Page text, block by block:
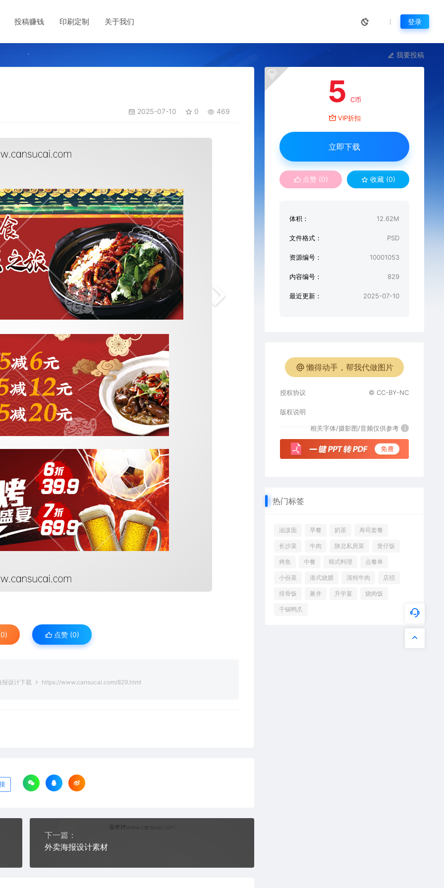
投稿赚钱 印刷定制 关于我们 登录
我要投稿
2025-07-10 0 469
点赞 (0)
设计下载 https://www.cansucai.com/829.html
下一篇：
外卖海报设计素材
5 C币
VIP折扣
立即下载
点赞 (0) 收藏 (0)
体积： 12.62M
文件格式： PSD
资源编号： 10001053
内容编号： 829
最近更新： 2025-07-10
懒得动手，帮我代做图片
授权协议 © CC-BY-NC
版权说明
相关字体/摄影图/音频仅供参考 i
热门标签
油泼面 早餐 奶茶 寿司套餐
长沙菜 牛肉 陕北私房菜 煲仔饭
烤鱼 中餐 韩式料理 点餐单
小份菜 港式烧腊 清炖牛肉 店招
排骨饭 兼并 升学宴 烧肉饭
干锅鸭爪